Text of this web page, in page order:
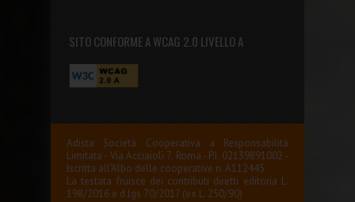
SITO CONFORME A WCAG 2.0 LIVELLO A
Adista Società Cooperativa a Responsabilità
Limitata - Via Acciaioli 7, Roma - P.I. 02139891002 -
Iscritta all'Albo delle cooperative n. A112445
La testata fruisce dei contributi diretti editoria L.
198/2016 e d.lgs 70/2017 (ex L. 250/90)